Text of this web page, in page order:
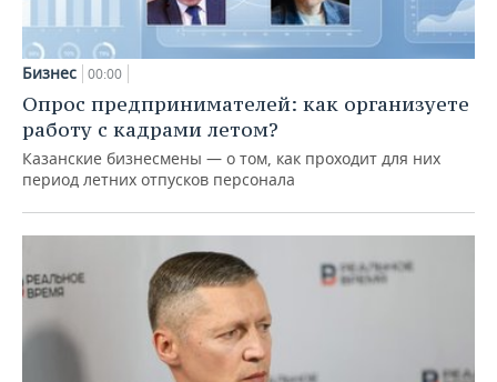
Бизнес 00:00
Опрос предпринимателей: как организуете
работу с кадрами летом?
Казанские бизнесмены — о том, как проходит для них
период летних отпусков персонала